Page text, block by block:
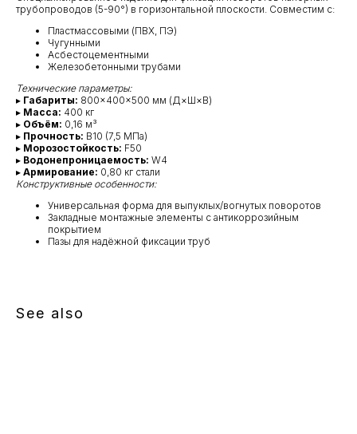
трубопроводов (5-90°) в горизонтальной плоскости. Совместим с:
Пластмассовыми (ПВХ, ПЭ)
Чугунными
Асбестоцементными
Железобетонными трубами
Технические параметры:
▸ Габариты: 800×400×500 мм (Д×Ш×В)
▸ Масса: 400 кг
▸ Объём: 0,16 м³
▸ Прочность: В10 (7,5 МПа)
▸ Морозостойкость: F50
▸ Водонепроницаемость: W4
▸ Армирование: 0,80 кг стали
Конструктивные особенности:
Универсальная форма для выпуклых/вогнутых поворотов
Закладные монтажные элементы с антикоррозийным
покрытием
Пазы для надёжной фиксации труб
See also